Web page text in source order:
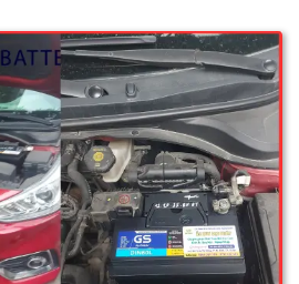
hiệu như: GS, ĐỒNG NAI, VARTA,
BOSCH, ROCKET. Tell: 0969 200 369